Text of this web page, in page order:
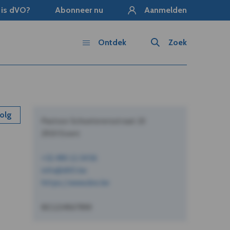
dVO? Abonneer nu Aanmelden
Zoek
Ontdek